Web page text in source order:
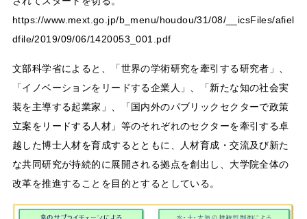
https://www.mext.go.jp/b_menu/houdou/31/08/__icsFiles/afiel
dfile/2019/09/06/1420053_001.pdf
文部科学省によると、「世界の学術研究を牽引する研究者」、
「イノベーションをリードする企業人」、「新たな知の社会実
装を主導する起業家」、「国内外のパブリックセクターで政策
立案をリードする人材」等のそれぞれのセクターを牽引する卓
越した博士人材を育成するとともに、人材育成・交流及び新た
な共同研究が持続的に展開される拠点を創出し、大学院全体の
改革を推進することを目的とするとしている。